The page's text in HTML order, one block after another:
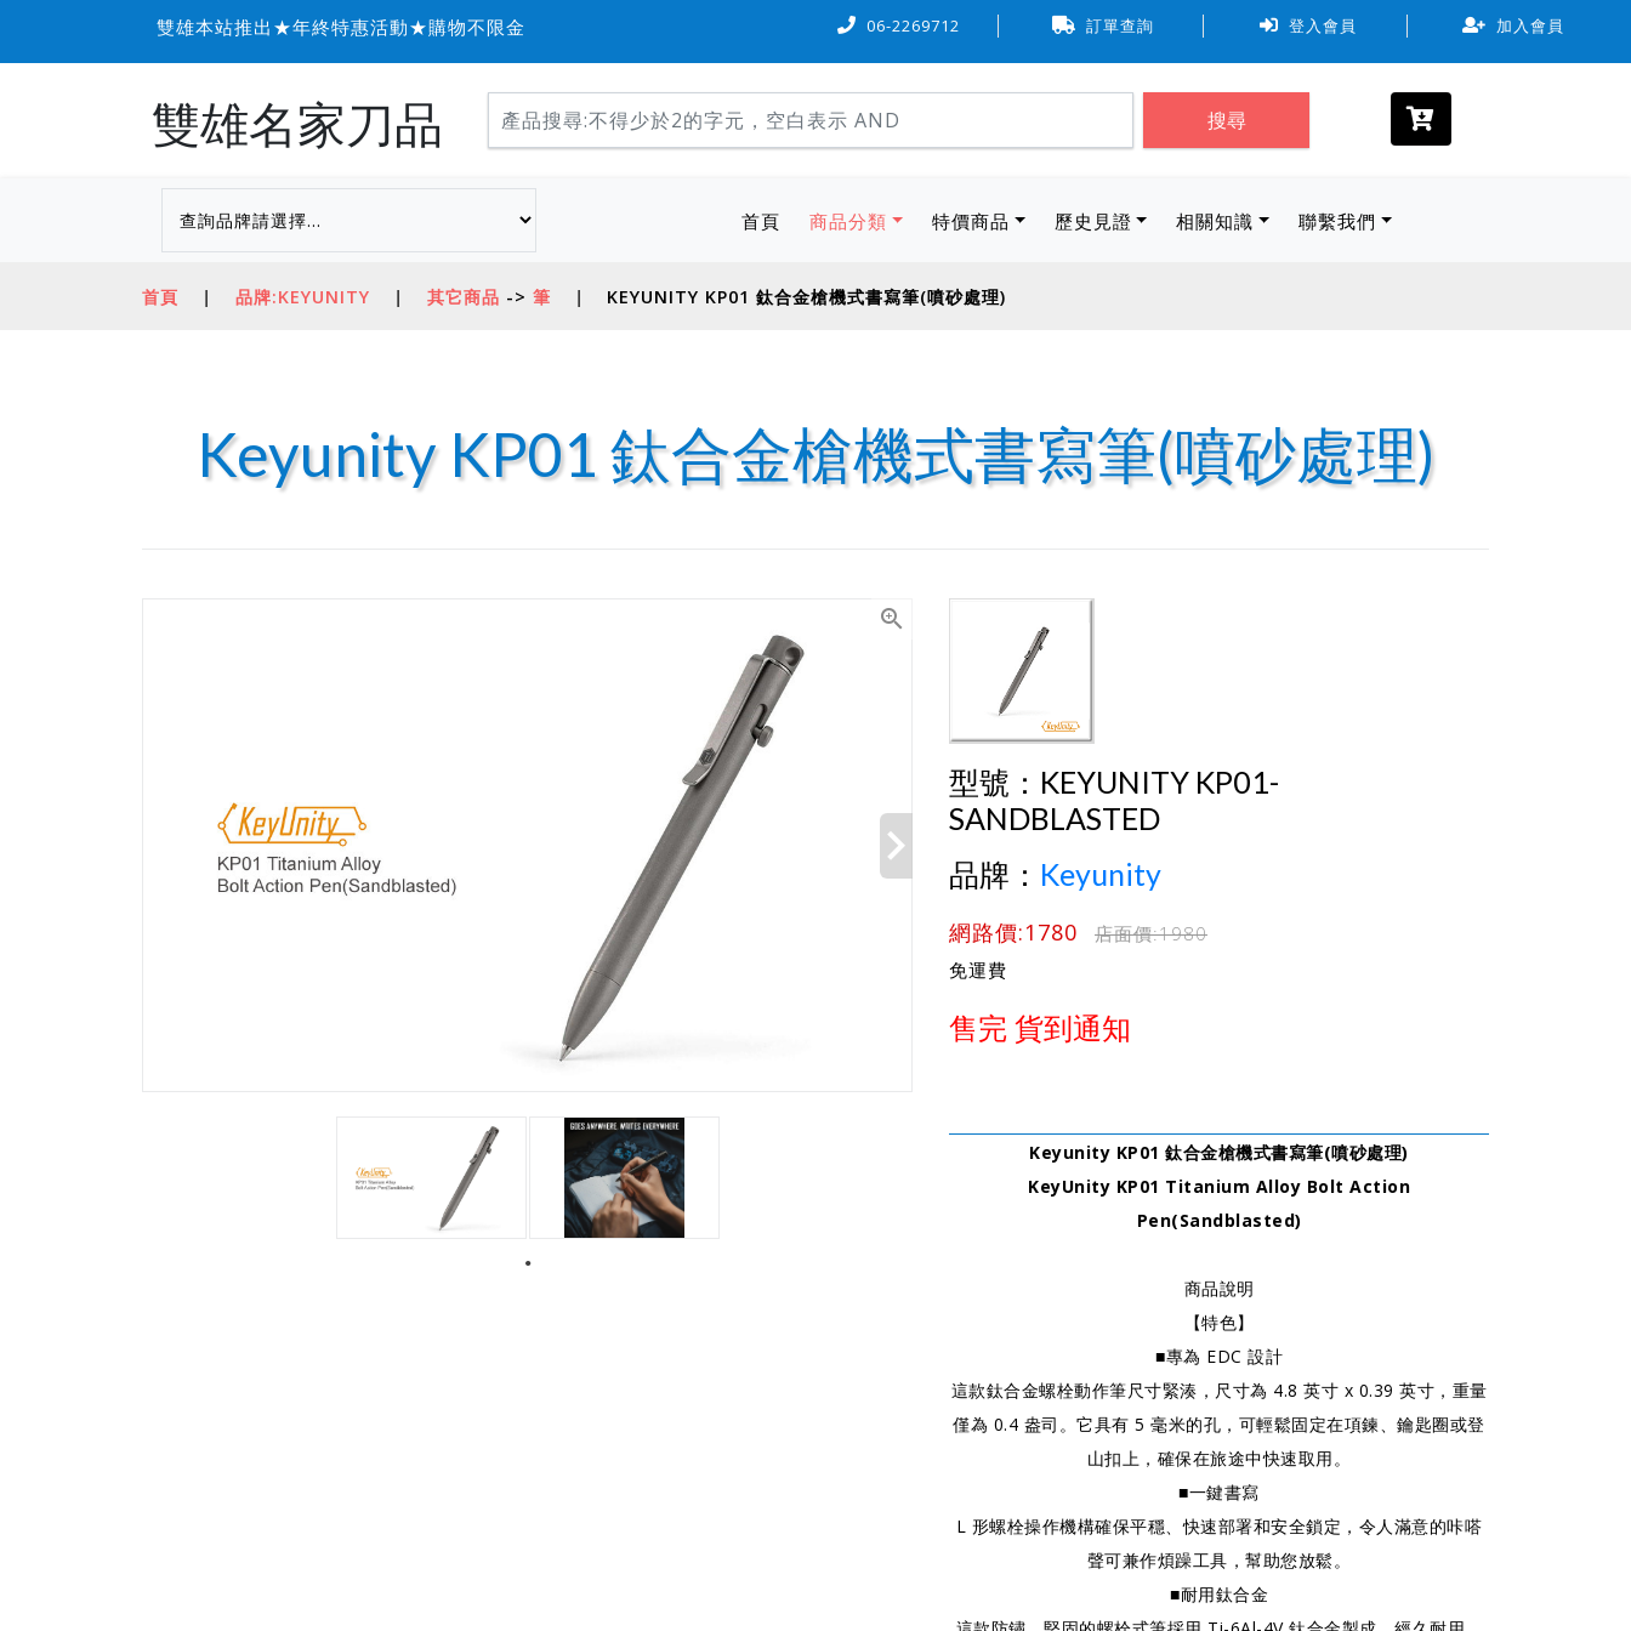
雙雄本站推出★年終特惠活動★購物不限金額信用卡可『6 期 0 率利』購物，歡迎多加利用。本站物流方式，可使用7-11、全家、萊爾富。取貨物流規範尺寸最長邊 ≦
06-2269712 訂單查詢 登入會員 加入會員
雙雄名家刀品 搜尋
首頁(current)
商品分類 特價商品 歷史見證 相關知識 聯繫我們
首頁 | 品牌:KEYUNITY | 其它商品 -> 筆 | KEYUNITY KP01 鈦合金槍機式書寫筆(噴砂處理)
Keyunity KP01 鈦合金槍機式書寫筆(噴砂處理)
型號： KEYUNITY KP01-
SANDBLASTED
品牌： Keyunity
網路價:1780 店面價:1980
免運費
售完 貨到通知
Keyunity KP01 鈦合金槍機式書寫筆(噴砂處理)
KeyUnity KP01 Titanium Alloy Bolt Action
Pen(Sandblasted)
商品說明
【特色】
■專為 EDC 設計
這款鈦合金螺栓動作筆尺寸緊湊，尺寸為 4.8 英寸 x 0.39 英寸，重量
僅為 0.4 盎司。它具有 5 毫米的孔，可輕鬆固定在項鍊、鑰匙圈或登
山扣上，確保在旅途中快速取用。
■一鍵書寫
L 形螺栓操作機構確保平穩、快速部署和安全鎖定，令人滿意的咔嗒
聲可兼作煩躁工具，幫助您放鬆。
■耐用鈦合金